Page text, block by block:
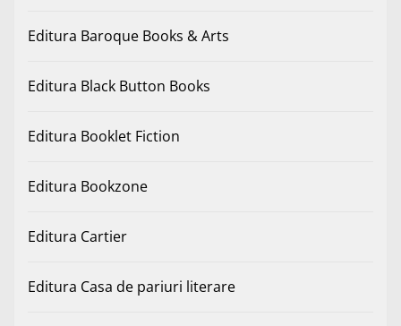
Editura Baroque Books & Arts
Editura Black Button Books
Editura Booklet Fiction
Editura Bookzone
Editura Cartier
Editura Casa de pariuri literare